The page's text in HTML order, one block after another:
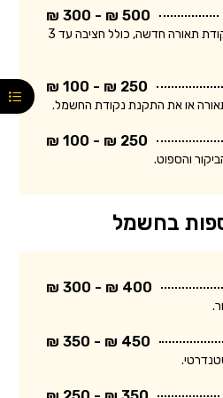
500 ₪ - 300 ₪
המחיר מתייחס להתקנת נקודת תאורה חדשה, כולל חציבה עד 3
250 ₪ - 100 ₪
או את התקנת נקודת החשמל.
250 ₪ - 100 ₪
והספוט.
בחשמל
400 ₪ - 300 ₪
450 ₪ - 350 ₪